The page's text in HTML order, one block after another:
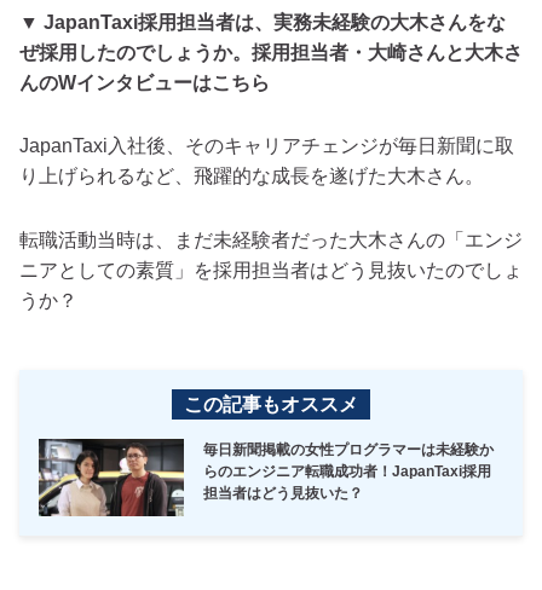
▼ JapanTaxi採用担当者は、実務未経験の大木さんをな
ぜ採用したのでしょうか。採用担当者・大崎さんと大木さ
んのWインタビューはこちら
JapanTaxi入社後、そのキャリアチェンジが毎日新聞に取
り上げられるなど、飛躍的な成長を遂げた大木さん。
転職活動当時は、まだ未経験者だった大木さんの「エンジ
ニアとしての素質」を採用担当者はどう見抜いたのでしょ
うか？
この記事もオススメ
毎日新聞掲載の女性プログラマーは未経験か
らのエンジニア転職成功者！JapanTaxi採用
担当者はどう見抜いた？